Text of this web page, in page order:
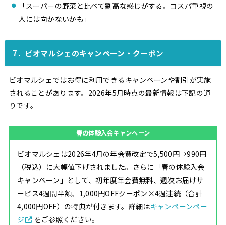
「スーパーの野菜と比べて割高な感じがする。コスパ重視の
人には向かないかも」
7．ビオマルシェのキャンペーン・クーポン
ビオマルシェではお得に利用できるキャンペーンや割引が実施
されることがあります。2026年5月時点の最新情報は下記の通
りです。
春の体験入会キャンペーン
ビオマルシェは2026年4月の年会費改定で5,500円→990円
（税込）に大幅値下げされました。さらに「春の体験入会
キャンペーン」として、初年度年会費無料、週次お届けサ
ービス4週間半額、1,000円OFFクーポン×4週連続（合計
4,000円OFF）の特典が付きます。詳細はキャンペーンペー
ジ
をご参照ください。